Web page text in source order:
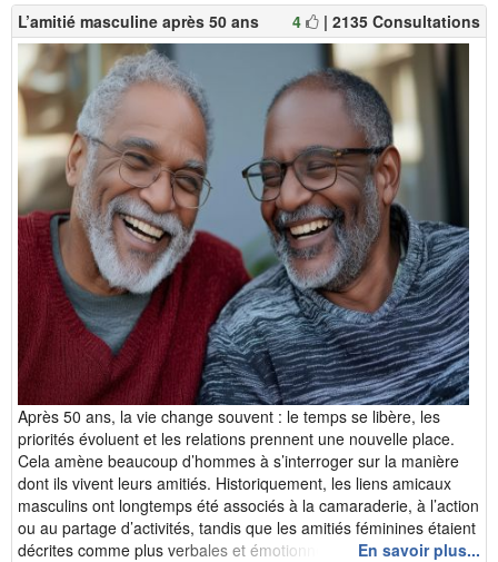
L’amitié masculine après 50 ans 4 | 2135 Consultations
Après 50 ans, la vie change souvent : le temps se libère, les
priorités évoluent et les relations prennent une nouvelle place.
Cela amène beaucoup d’hommes à s’interroger sur la manière
dont ils vivent leurs amitiés. Historiquement, les liens amicaux
masculins ont longtemps été associés à la camaraderie, à l’action
ou au partage d’activités, tandis que les amitiés féminines étaient
décrites comme plus verbales et émotionnelles. Mais ces di...
En savoir plus...